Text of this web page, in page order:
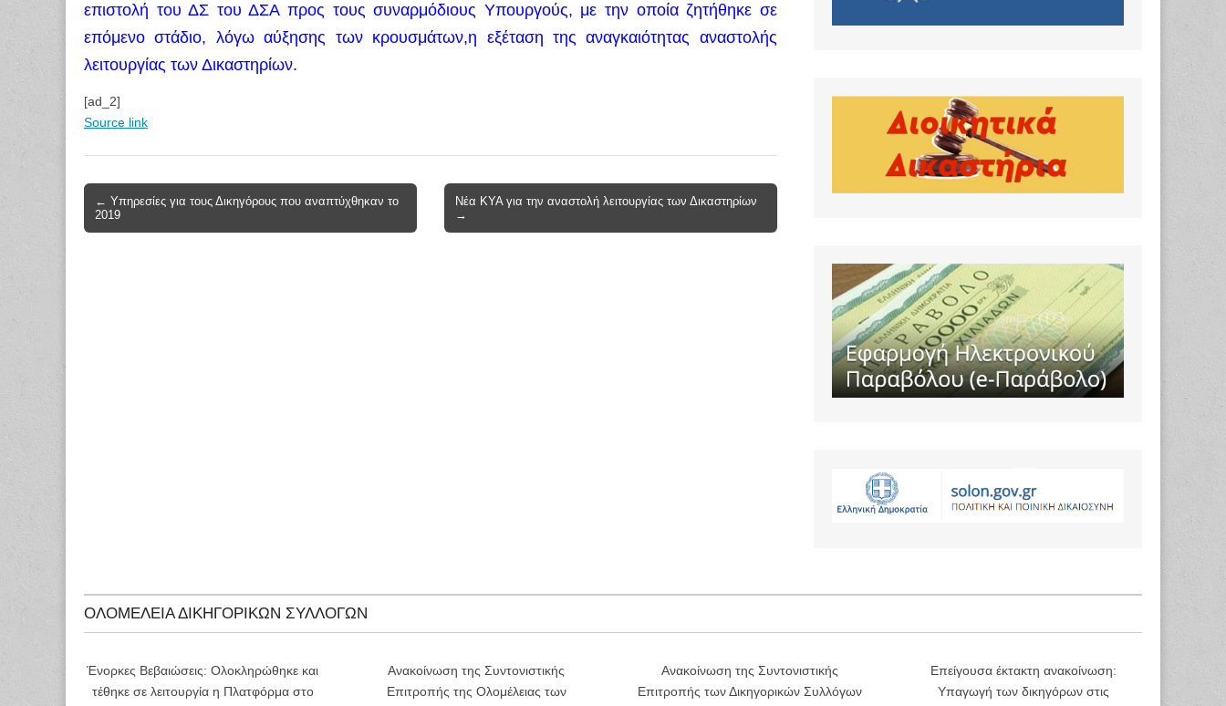
επιστολή του ΔΣ του ΔΣΑ προς τους συναρμόδιους Υπουργούς, με την οποία ζητήθηκε σε
επόμενο στάδιο, λόγω αύξησης των κρουσμάτων,η εξέταση της αναγκαιότητας αναστολής
λειτουργίας των Δικαστηρίων.
[ad_2]
Source link
Post
navigation
← Υπηρεσίες για τους Δικηγόρους που αναπτύχθηκαν το
2019
Νέα ΚΥΑ για την αναστολή λειτουργίας των Δικαστηρίων
→
ΟΛΟΜΕΛΕΙΑ ΔΙΚΗΓΟΡΙΚΩΝ ΣΥΛΛΟΓΩΝ
Ένορκες Βεβαιώσεις: Ολοκληρώθηκε και
τέθηκε σε λειτουργία η Πλατφόρμα στο
Ανακοίνωση της Συντονιστικής
Επιτροπής της Ολομέλειας των
Ανακοίνωση της Συντονιστικής
Επιτροπής των Δικηγορικών Συλλόγων
Επείγουσα έκτακτη ανακοίνωση:
Υπαγωγή των δικηγόρων στις